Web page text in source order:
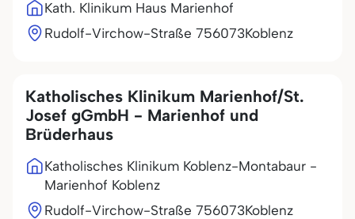
Kath. Klinikum Haus Marienhof
Rudolf-Virchow-Straße 756073Koblenz
Katholisches Klinikum Marienhof/St.
Josef gGmbH - Marienhof und
Brüderhaus
Katholisches Klinikum Koblenz-Montabaur -
Marienhof Koblenz
Rudolf-Virchow-Straße 756073Koblenz